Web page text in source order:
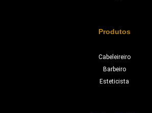
Produtos
Cabeleireiro
Barbeiro
Esteticista